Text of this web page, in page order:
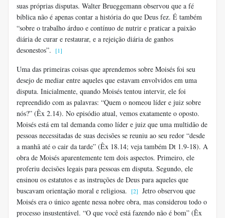
suas próprias disputas. Walter Brueggemann observou que a fé
bíblica não é apenas contar a história do que Deus fez. É também
“sobre o trabalho árduo e contínuo de nutrir e praticar a paixão
diária de curar e restaurar, e a rejeição diária de ganhos
desonestos”.
[1]
Uma das primeiras coisas que aprendemos sobre Moisés foi seu
desejo de mediar entre aqueles que estavam envolvidos em uma
disputa. Inicialmente, quando Moisés tentou intervir, ele foi
repreendido com as palavras: “Quem o nomeou líder e juiz sobre
nós?” (Êx 2.14). No episódio atual, vemos exatamente o oposto.
Moisés está em tal demanda como líder e juiz que uma multidão de
pessoas necessitadas de suas decisões se reuniu ao seu redor “desde
a manhã até o cair da tarde” (Êx 18.14; veja também Dt 1.9-18). A
obra de Moisés aparentemente tem dois aspectos. Primeiro, ele
proferiu decisões legais para pessoas em disputa. Segundo, ele
ensinou os estatutos e as instruções de Deus para aqueles que
buscavam orientação moral e religiosa.
[2] Jetro observou que
Moisés era o único agente nessa nobre obra, mas considerou todo o
processo insustentável. “O que você está fazendo não é bom” (Êx